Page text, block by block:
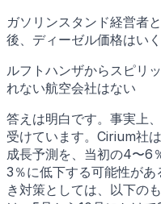
ガソリンスタンド経営者
後、ディーゼル価格はい
ルフトハンザからスピリ
れない航空会社はない
答えは明白です。事実上
受けています。Cirium社
成長予測を、当初の4〜6
3％に低下する可能性が
き対策としては、以下の